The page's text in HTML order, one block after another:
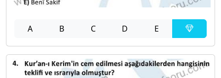
A B C D E